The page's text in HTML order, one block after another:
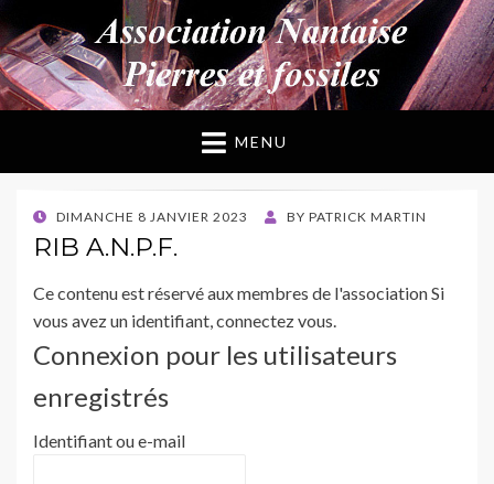
ANPF
Association Nantaise Pierres et Fossiles
MENU
POSTED
ON
DIMANCHE 8 JANVIER 2023 BY PATRICK MARTIN
RIB A.N.P.F.
Ce contenu est réservé aux membres de l'association Si
vous avez un identifiant, connectez vous.
Connexion pour les utilisateurs
enregistrés
Identifiant ou e-mail